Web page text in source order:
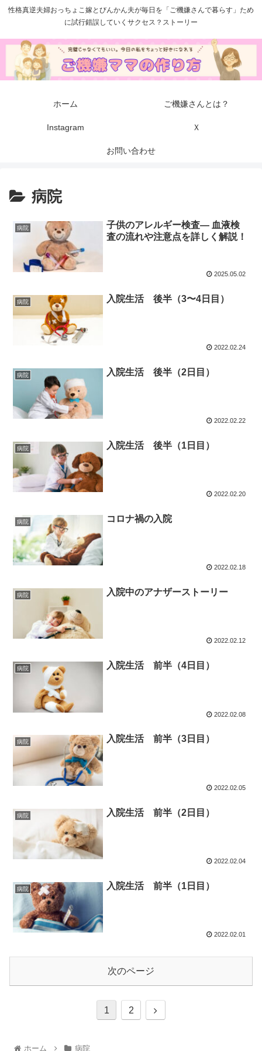
性格真逆夫婦おっちょこ嫁とびんかん夫が毎日を「ご機嫌さんで暮らす」ため
に試行錯誤していくサクセス？ストーリー
ホーム ご機嫌さんとは？
Instagram Ｘ
お問い合わせ
病院
病院
子供のアレルギー検査— 血液検
査の流れや注意点を詳しく解説！
2025.05.02
病院 入院生活 後半（3〜4日目）
2022.02.24
病院 入院生活 後半（2日目）
2022.02.22
病院 入院生活 後半（1日目）
2022.02.20
病院 コロナ禍の入院
2022.02.18
病院 入院中のアナザーストーリー
2022.02.12
病院 入院生活 前半（4日目）
2022.02.08
病院 入院生活 前半（3日目）
2022.02.05
病院 入院生活 前半（2日目）
2022.02.04
病院 入院生活 前半（1日目）
2022.02.01
次のページ
1 2
ホーム 病院